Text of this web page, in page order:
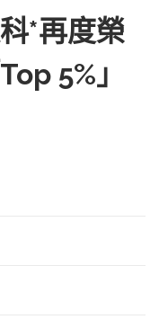
*再度榮
5%」